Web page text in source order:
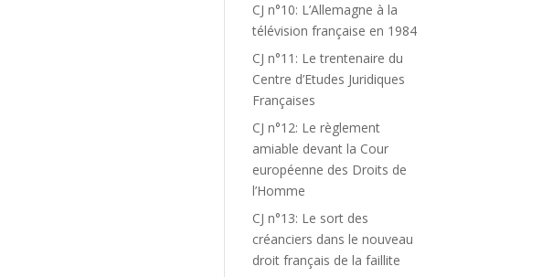
CJ n°10: L’Allemagne à la
télévision française en 1984
CJ n°11: Le trentenaire du
Centre d’Etudes Juridiques
Françaises
CJ n°12: Le règlement
amiable devant la Cour
européenne des Droits de
l’Homme
CJ n°13: Le sort des
créanciers dans le nouveau
droit français de la faillite